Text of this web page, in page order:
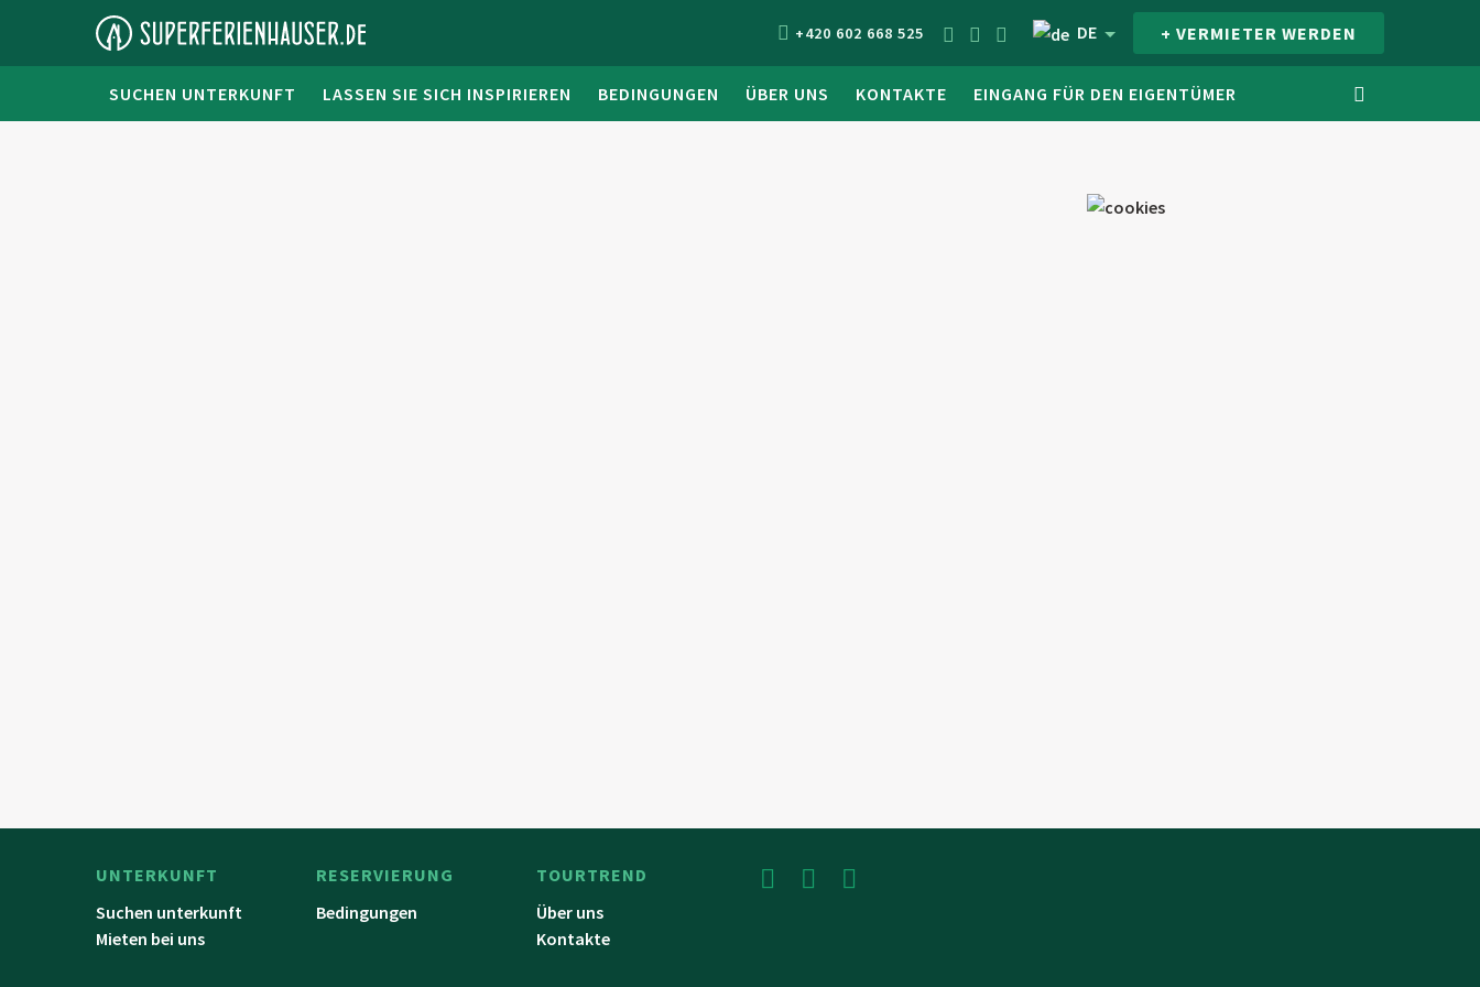
+420 602 668 525 DE + VERMIETER WERDEN
SUCHEN UNTERKUNFT LASSEN SIE SICH INSPIRIEREN BEDINGUNGEN ÜBER UNS KONTAKTE EINGANG FÜR DEN EIGENTÜMER
UNTERKUNFT
Suchen unterkunft
Mieten bei uns
RESERVIERUNG
Bedingungen
TOURTREND
Über uns
Kontakte